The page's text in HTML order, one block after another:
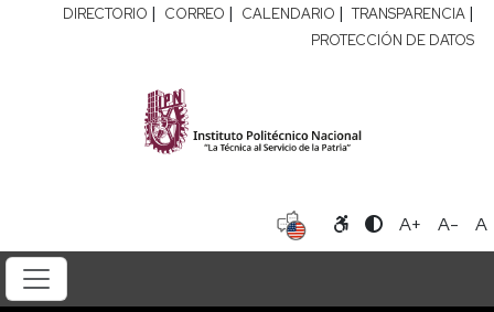
DIRECTORIO | CORREO | CALENDARIO | TRANSPARENCIA |
PROTECCIÓN DE DATOS
A+ A- A